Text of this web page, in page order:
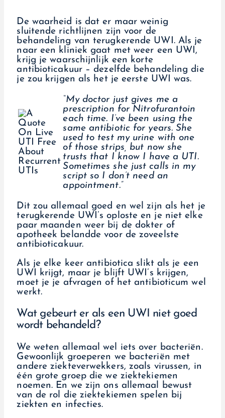
De waarheid is dat er maar weinig
sluitende richtlijnen zijn voor de
behandeling van terugkerende UWI. Als je
naar een kliniek gaat met weer een UWI,
krijg je waarschijnlijk een korte
antibioticakuur – dezelfde behandeling die
je zou krijgen als het je eerste UWI was.
“My doctor just gives me a
prescription for Nitrofurantoin
each time. I’ve been using the
same antibiotic for years. She
used to test my urine with one
of those strips, but now she
trusts that I know I have a UTI.
Sometimes she just calls in my
script so I don’t need an
appointment.”
Dit zou allemaal goed en wel zijn als het je
terugkerende UWI’s oploste en je niet elke
paar maanden weer bij de dokter of
apotheek belandde voor de zoveelste
antibioticakuur.
Als je elke keer antibiotica slikt als je een
UWI krijgt, maar je blijft UWI’s krijgen,
moet je je afvragen of het antibioticum wel
werkt.
Wat gebeurt er als een UWI niet goed
wordt behandeld?
We weten allemaal wel iets over bacteriën.
Gewoonlijk groeperen we bacteriën met
andere ziekteverwekkers, zoals virussen, in
één grote groep die we ziektekiemen
noemen. En we zijn ons allemaal bewust
van de rol die ziektekiemen spelen bij
ziekten en infecties.